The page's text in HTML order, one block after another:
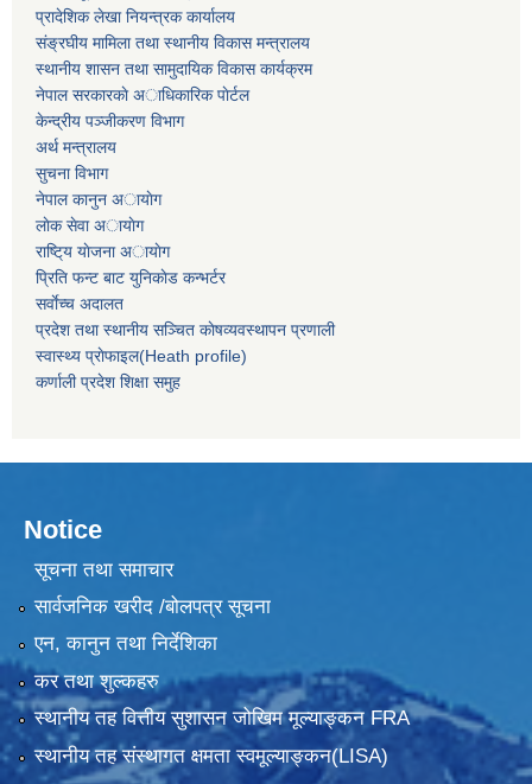
प्रादेशिक लेखा नियन्त्रक कार्यालय
संङ्रघीय मामिला तथा स्थानीय विकास मन्त्रालय
स्थानीय शासन तथा सामुदायिक विकास कार्यक्रम
नेपाल सरकारकाे अाधिकारिक पाेर्टल
केन्द्रीय पञ्जीकरण विभाग
अर्थ मन्त्रालय
सुचना विभाग
नेपाल कानुन अायाेग
लाेक सेवा अायाेग
राष्टि्य याेजना अायाेग
प्रिति फन्ट बाट युनिकाेड कन्भर्टर
सर्वाेच्च अदालत
प्रदेश तथा स्थानीय सञ्चित काेषव्यवस्थापन प्रणाली
स्वास्थ्य प्राेफाइल(Heath profile)
कर्णाली प्रदेश शिक्षा समुह
Notice
सूचना तथा समाचार
सार्वजनिक खरीद /बोलपत्र सूचना
एन, कानुन तथा निर्देशिका
कर तथा शुल्कहरु
स्थानीय तह वित्तीय सुशासन जोखिम मूल्याङ्कन FRA
स्थानीय तह संस्थागत क्षमता स्वमूल्याङ्कन(LISA)